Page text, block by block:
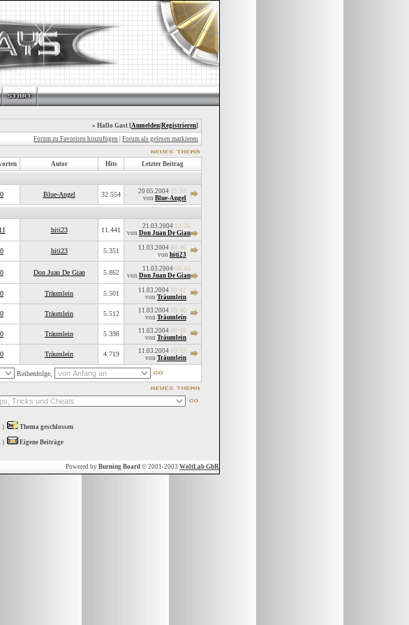
» Hallo Gast [Anmelden Registrieren]
Forum zu Favoriten hinzufügen Forum als gelesen markieren
Autor Hits Letzter Beitrag
0 Blue-Angel 32.554 20.05.2004 15:18
von Blue-Angel
11 hiti23 11.441 21.03.2004 13:26
von Don Juan De Gian
0 hiti23 5.351 11.03.2004 00:46
von hiti23
0 Don Juan De Gian 5.862 11.03.2004 00:45
von Don Juan De Gian
0 Träumlein 5.501 11.03.2004 00:42
von Träumlein
0 Träumlein 5.512 11.03.2004 00:40
von Träumlein
0 Träumlein 5.398 11.03.2004 00:39
von Träumlein
0 Träumlein 4.719 11.03.2004 00:33
von Träumlein
Reihenfolge,
) Thema geschlossen
) Eigene Beiträge
Powered by Burning Board © 2001-2003 WoltLab GbR